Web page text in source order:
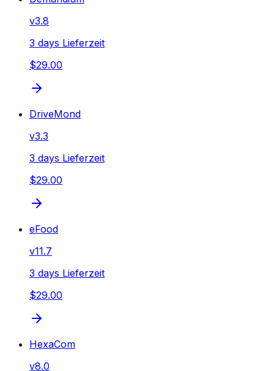
v3.8
3 days Lieferzeit
$29.00
DriveMond
v3.3
3 days Lieferzeit
$29.00
eFood
v11.7
3 days Lieferzeit
$29.00
HexaCom
v8.0